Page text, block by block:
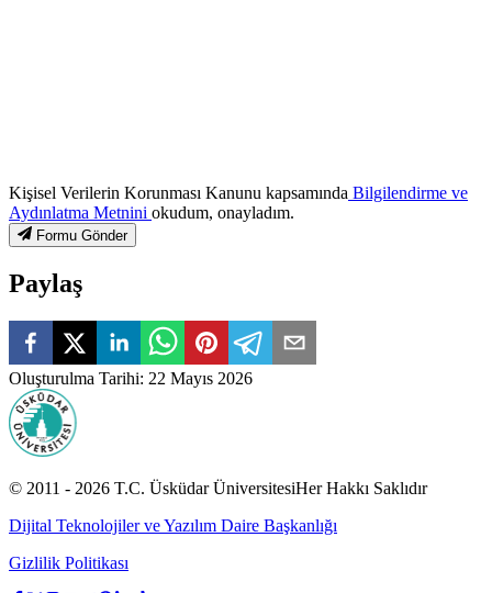
Kişisel Verilerin Korunması Kanunu kapsamında Bilgilendirme ve
Aydınlatma Metnini okudum, onayladım.
Formu Gönder
Paylaş
Oluşturulma Tarihi: 22 Mayıs 2026
© 2011 - 2026 T.C. Üsküdar ÜniversitesiHer Hakkı Saklıdır
Dijital Teknolojiler ve Yazılım Daire Başkanlığı
Gizlilik Politikası